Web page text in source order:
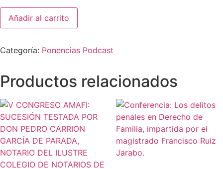
Añadir al carrito
Categoría: Ponencias Podcast
Productos relacionados